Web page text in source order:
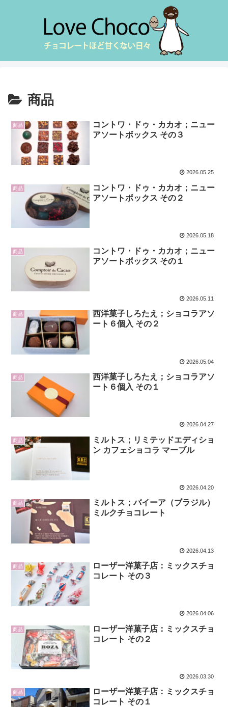
商品
商品
コントワ・ドゥ・カカオ；ニュー
アソートボックス その３
2026.05.25
商品
コントワ・ドゥ・カカオ；ニュー
アソートボックス その２
2026.05.18
商品
コントワ・ドゥ・カカオ；ニュー
アソートボックス その１
2026.05.11
商品
西洋菓子しろたえ；ショコラアソ
ート６個入 その２
2026.05.04
商品
西洋菓子しろたえ；ショコラアソ
ート６個入 その１
2026.04.27
商品
ミルトス；リミテッドエディショ
ン カフェショコラ マーブル
2026.04.20
商品
ミルトス；バイーア（ブラジル）
ミルクチョコレート
2026.04.13
商品
ローザー洋菓子店：ミックスチョ
コレート その３
2026.04.06
商品
ローザー洋菓子店：ミックスチョ
コレート その２
2026.03.30
商品
ローザー洋菓子店：ミックスチョ
コレート その１